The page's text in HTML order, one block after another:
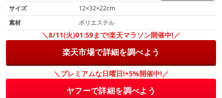
サイズ
12×32×22cm
素材
ポリエステル
＼8/11(火)01:59まで!楽天マラソン開催中!／
楽天市場で詳細を調べよう
＼プレミアムな日曜日!+5%開催中!／
ヤフーで詳細を調べよう